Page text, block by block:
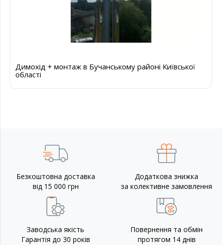
Димохід + монтаж в Бучанському районі Київської
області
Безкоштовна доставка
від 15 000 грн
Додаткова знижка
за колективне замовлення
Заводська якість
Гарантія до 30 років
Повернення та обмін
протягом 14 днів